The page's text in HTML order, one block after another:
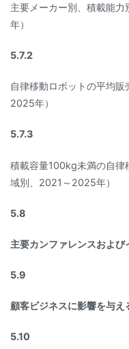
主要メーカー別、積載能
年）
5.7.2
自律移動ロボットの平均
2025年）
5.7.3
積載容量100kg未満の自律
域別、2021～2025年）
5.8
主要カンファレンスおよ
5.9
顧客ビジネスに影響を与
5.10